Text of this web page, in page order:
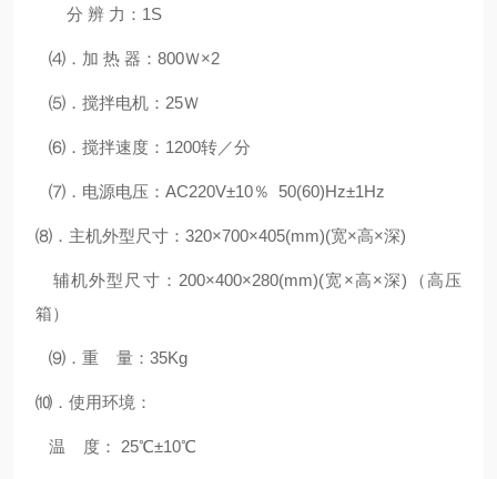
分 辨 力：1S
⑷．加 热 器：800Ｗ×2
⑸．搅拌电机：25Ｗ
⑹．搅拌速度：1200转／分
⑺．电源电压：AC220V±10％ 50(60)Hz±1Hz
⑻．主机外型尺寸：320×700×405(mm)(宽×高×深)
辅机外型尺寸：200×400×280(mm)(宽×高×深)（高压
箱）
⑼．重 量：35Kg
⑽．使用环境：
温 度： 25℃±10℃